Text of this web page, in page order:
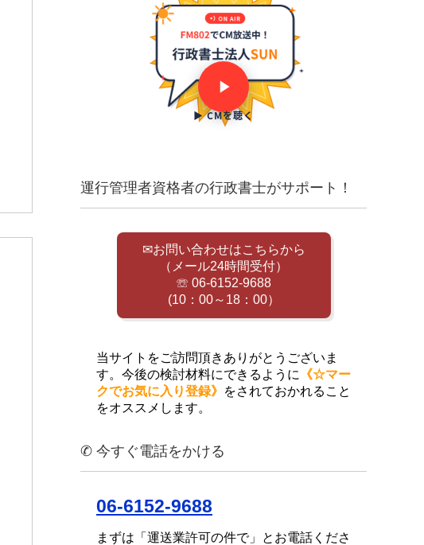
▶ CMを聴く
運行管理者資格者の行政書士がサポート！
✉お問い合わせはこちらから
（メール24時間受付）
☏ 06-6152-9688
(10：00～18：00）
当サイトをご訪問頂きありがとうございま
す。今後の検討材料にできるように
《☆マー
クでお気に入り登録》 をされておかれること
をオススメします。
✆ 今すぐ電話をかける
06-6152-9688
まずは「運送業許可の件で」とお電話くださ